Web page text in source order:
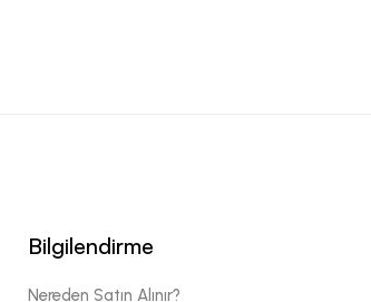
Bilgilendirme
Nereden Satın Alınır?